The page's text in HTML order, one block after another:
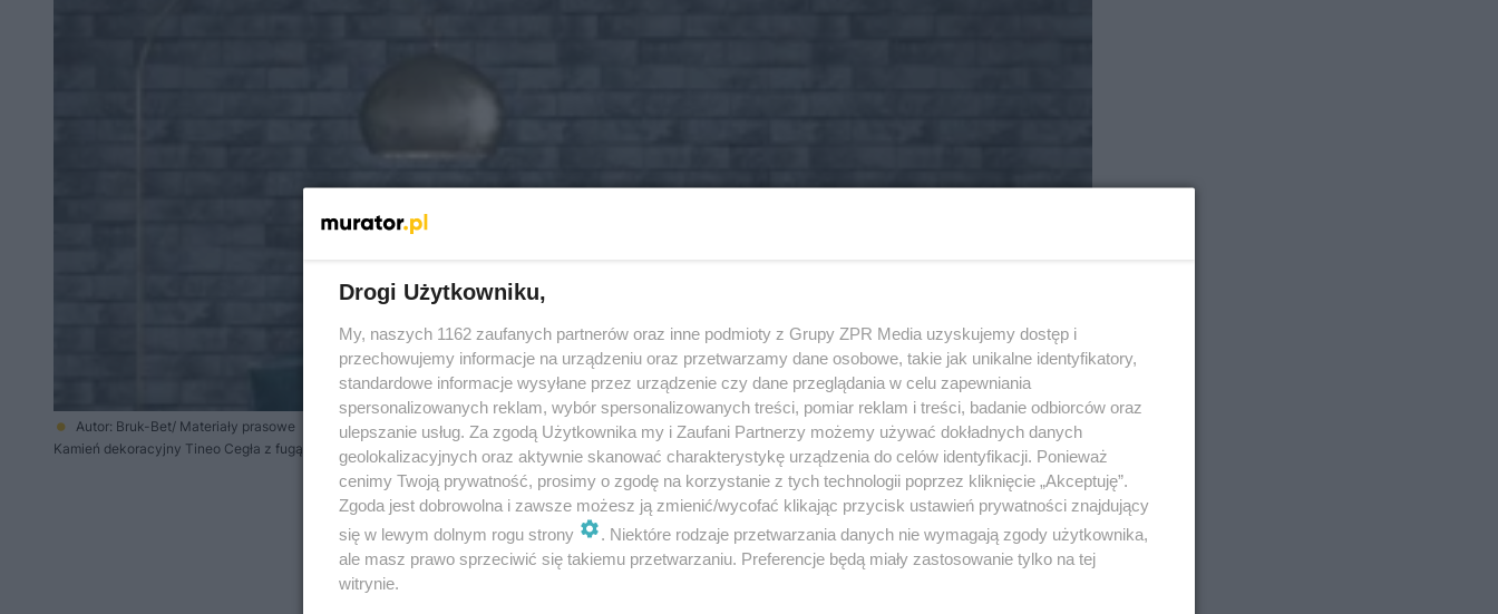
Autor: Bruk-Bet/ Materiały prasowe
Kamień dekoracyjny Tineo Cegła z fugą nie wymaga dodatkowego fugowania
Drogi Użytkowniku,
My, naszych 1162 zaufanych partnerów oraz inne podmioty z Grupy ZPR Media uzyskujemy dostęp i
przechowujemy informacje na urządzeniu oraz przetwarzamy dane osobowe, takie jak unikalne identyfikatory,
standardowe informacje wysyłane przez urządzenie czy dane przeglądania w celu zapewniania
spersonalizowanych reklam, wybór spersonalizowanych treści, pomiar reklam i treści, badanie odbiorców oraz
ulepszanie usług. Za zgodą Użytkownika my i Zaufani Partnerzy możemy używać dokładnych danych
geolokalizacyjnych oraz aktywnie skanować charakterystykę urządzenia do celów identyfikacji. Ponieważ
cenimy Twoją prywatność, prosimy o zgodę na korzystanie z tych technologii poprzez kliknięcie „Akceptuję”.
Zgoda jest dobrowolna i zawsze możesz ją zmienić/wycofać klikając przycisk ustawień prywatności znajdujący
się w lewym dolnym rogu strony
. Niektóre rodzaje przetwarzania danych nie wymagają zgody użytkownika,
ale masz prawo sprzeciwić się takiemu przetwarzaniu. Preferencje będą miały zastosowanie tylko na tej
witrynie.